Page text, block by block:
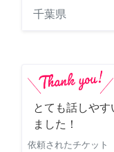
千葉県
とても話しや
ました！
依頼されたチケット